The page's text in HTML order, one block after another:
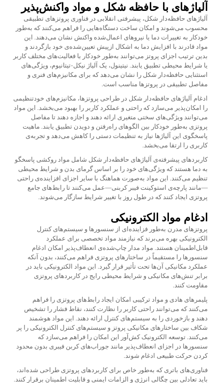
آلیاژهای با حافظه شکل و مواد واکنش‌پذیر
آلیاژهای حافظه‌دار شکل، پیشرفتی انقلابی در فناوری پروتزهای تطبیقی
محسوب می‌شوند و امکان ساخت دستگاه‌هایی را فراهم می‌کنند که به‌طور
خودکار به تغییرات دما یا نیروهای اعمال‌شده واکنش نشان می‌دهند. این
مواد قادرند با افزایش دما به اشکال ازپیش تعیین‌شده‌ی خود بازگردند و
بدین ترتیب اجزای پروتز می‌توانند به‌طور خودکار با فعالیت‌های مختلف کاربر
یا شرایط محیطی تطبیق یابند. نیتینول، یک آلیاژ نیکل-تیتانیوم، ویژگی‌های
استثنایی حافظه‌دار شکل را نشان می‌دهد که برای مکانیزم‌های فنری و
مفاصل تطبیقی در پروتزها مناسب است.
ادغام آلیاژهای حافظه‌دار شکل در طراحی پروتزها، مکانیزم‌های خودتنظیمی
را امکان‌پذیر می‌سازد که راحتی و عملکرد کاربر را بهبود می‌بخشد. این مواد
می‌توانند ویژگی‌های سختی متغیری ارائه دهند و اجازه دهند تا مفاصل
پروتزی به‌طور خودکار بین الگوهای راه‌رفتن و دویدن تطبیق یابند. ماهیت
پاسخگوی این آلیاژها نیاز به تنظیمات دستی را کاهش می‌دهد و تجربه‌ی
کاربری را ارتقا می‌بخشد.
کاربردهای پیشرفته‌ی آلیاژهای حافظه‌دار شکل شامل مواد روکشی پاسخگو
به دما هستند که ویژگی‌های خود را بر اساس گرمای بدن و شرایط محیطی
تنظیم می‌کنند. این مواد به‌صورت هماهنگ با سایر اجزای افزاینده‌ی راحتی
—مانند پارچه‌ی استوکینت فیبر کربنی—عمل می‌کنند تا رابط‌های جامع
پروتزی ایجاد کنند که در طول روز با تغییر شرایط سازگار می‌شوند.
ادغام مواد الکترونیکی
پروتزهای مدرن به‌طور فزاینده‌ای از سنسورها و سیستم‌های کنترل
الکترونیکی بهره می‌برند که نیازمند مواد تخصصی برای عملکرد
قابل‌اطمینان هستند. مواد مدار چاپ‌شده‌ی انعطاف‌پذیر امکان ادغام
سنسورها را مستقیماً در ساختارهای پروتزی فراهم می‌کنند، بدون آنکه
عملکرد مکانیکی آن‌ها تحت تأثیر قرار گیرد. این مواد الکترونیکی باید در
برابر تنش‌های مکانیکی و شرایط محیطی رایج در کاربردهای پروتزی
مقاومت کنند.
پلیمرهای هادی و مواد ترکیبی امکان ایجاد رابط‌های پروتزی را فراهم
می‌کنند که می‌توانند راحتی کاربر را نظارت کنند، نقاط فشار را تشخیص
دهند و بازخوردی را به سیستم‌های کنترل ارائه دهند. این مواد هوشمند
شکاف بین ساختارهای مکانیکی پروتز و سیستم‌های کنترل الکترونیکی را پر
می‌کنند. توسعه الکترونیک کش‌آور این امکان را فراهم می‌سازد که
سنسورها در اجزای انعطاف‌پذیر مانند جوراب‌های کربن فیبری بدون محدود
کردن حرکت طبیعی ادغام شوند.
فناوری‌های باتری که به‌طور خاص برای کاربردهای پروتزی طراحی شده‌اند،
باید تعادلی بین چگالی انرژی و الزامات ایمنی و قابلیت اطمینان برقرار کنند.